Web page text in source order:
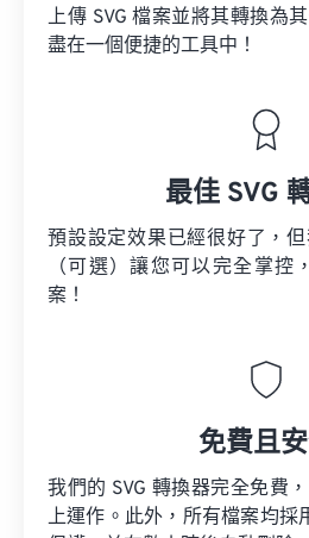
上傳 SVG 檔案並將其轉換為
盡在一個便捷的工具中！
最佳 SVG
預設設定效果已經很好了，但
（可選）讓您可以完全掌控
案！
免費且
我們的 SVG 轉換器完全免費
上運作。此外，所有檔案均採